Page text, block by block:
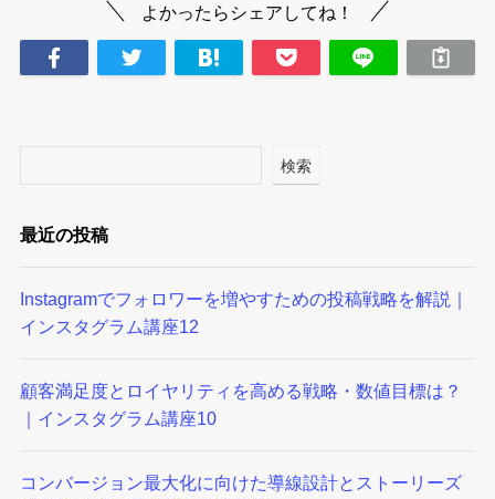
よかったらシェアしてね！
検索
最近の投稿
Instagramでフォロワーを増やすための投稿戦略を解説｜
インスタグラム講座12
顧客満足度とロイヤリティを高める戦略・数値目標は？
｜インスタグラム講座10
コンバージョン最大化に向けた導線設計とストーリーズ